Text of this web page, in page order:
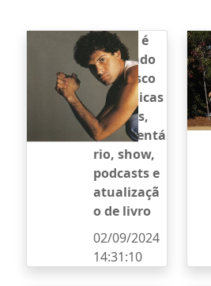
Cazuza é
reavivado
com disco
de músicas
inéditas,
documentá
rio, show,
podcasts e
atualizaçã
o de livro
02/09/2024
14:31:10